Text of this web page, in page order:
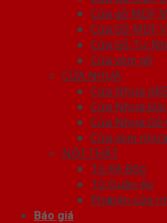
Cửa gỗ MDF
Cửa Gỗ MDF
Cửa Gỗ Tự
Cửa vòm gỗ
CỬA NHỰA
Cửa Nhựa
Cửa Nhựa
Cửa Nhựa Gỗ
Cửa vòm nhựa
NỘI THẤT
Tủ Kệ Bếp
Tủ Quần Áo
Phụ kiện cửa
Báo giá